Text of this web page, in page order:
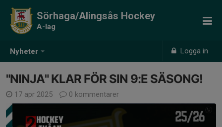
Nyheter Logga in
Sörhaga/Alingsås Hockey
A-lag
"NINJA" KLAR FÖR SIN 9:E SÄSONG!
17 apr 2025 0 kommentarer